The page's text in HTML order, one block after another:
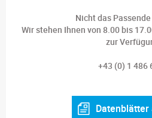
Nicht das
Wir stehen Ihnen von 8.00 bis
zur
+43 (0) 1 486
Datenblätter